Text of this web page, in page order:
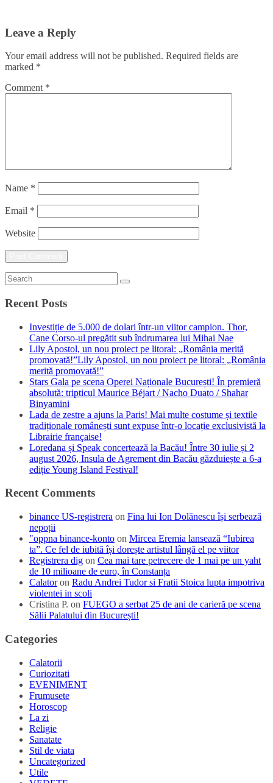
Leave a Reply
Your email address will not be published. Required fields are
marked *
Comment *
Name *
Email *
Website
Recent Posts
Investiție de 5.000 de dolari într-un viitor campion. Thor,
Cane Corso-ul pregătit sub îndrumarea lui Mihai Nae
Lily Apostol, un nou proiect pe litoral: „România merită
promovată!”Lily Apostol, un nou proiect pe litoral: „România
merită promovată!”
Stars Gala pe scena Operei Naționale București! În premieră
absolută: tripticul Maurice Béjart / Nacho Duato / Shahar
Binyamini
Lada de zestre a ajuns la Paris! Mai multe costume și textile
tradiționale românești sunt expuse într-o locație exclusivistă la
Librairie française!
Loredana și Speak concertează la Bacău! Între 30 iulie și 2
august 2026, Insula de Agrement din Bacău găzduiește a 6-a
ediție Young Island Festival!
Recent Comments
binance US-registrera on Fina lui Ion Dolănescu își serbează
nepoții
"oppna binance-konto on Mircea Eremia lansează “Iubirea
ta”. Ce fel de iubită își dorește artistul lângă el pe viitor
Registrera dig on Cea mai tare petrecere de 1 mai pe un yaht
de 10 milioane de euro, în Constanța
Calatoron Radu Andrei Tudor si Fratii Stoica lupta impotriva
violentei in scoli
Cristina P. on FUEGO a serbat 25 de ani de carieră pe scena
Sălii Palatului din București!
Categories
Calatorii
Curiozitati
EVENIMENT
Frumusete
Horoscop
La zi
Religie
Sanatate
Stil de viata
Uncategorized
Utile